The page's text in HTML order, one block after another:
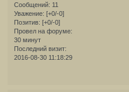
Сообщений: 11
Уважение: [+0/-0]
Позитив: [+0/-0]
Провел на форуме:
30 минут
Последний визит:
2016-08-30 11:18:29